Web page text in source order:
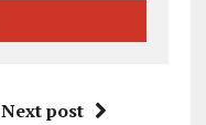
Next post